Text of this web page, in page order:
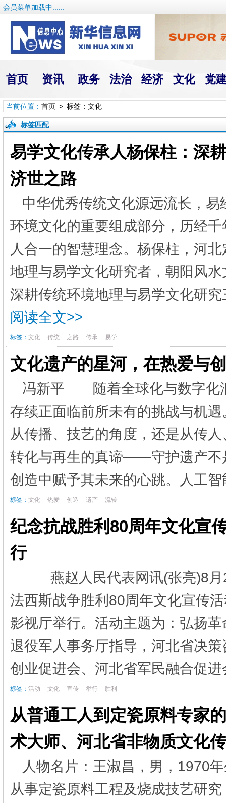
会员菜单加载中......
首页 资讯 政务 法治 经济 文化 党
当前位置： 首页> 标签：文化
标签匹配
易学文化传承人杨保柱：深
济世之路
中华优秀传统文化源远流长，
环境文化的重要组成部分，历经
人合一的智慧理念。杨保柱，河
地理与易学文化研究者，朝阳风
深耕传统环境地理与易学文化研
阅读全文>>
标签： 文化 传统 之路 传承 易学
文化遗产的星河，在热爱与
冯新平 随着全球化与数字化
存续正面临前所未有的挑战与机
从传播、技艺的角度，还是从传
转化与再生的真谛——守护遗产不
创造中赋予其未来的心跳。人工
标签： 文化 热爱 创造 遗产 流转
纪念抗战胜利80周年文化宣
行
燕赵人民代表网讯(张亮)8月
法西斯战争胜利80周年文化宣传
影视厅举行。活动主题为：弘扬
退役军人事务厅指导，河北省决
创业促进会、河北省军民融合促
标签： 活动 文化 宣传 举行 胜利
从普通工人到定瓷原料专家
术大师、河北省非物质文化
人物名片：王淑昌，男，1970
从事定瓷原料工程及烧成技艺研